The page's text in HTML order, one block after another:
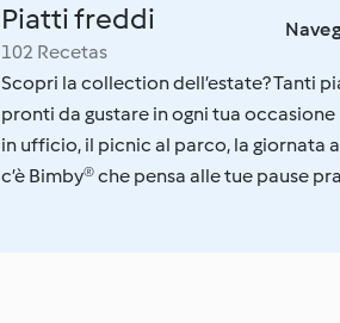
Piatti freddi
102 Recetas
Scopri la collection dell’estate? Tanti
pronti da gustare in ogni tua
in ufficio, il picnic al parco, la giornata
c’è Bimby® che pensa alle tue pause